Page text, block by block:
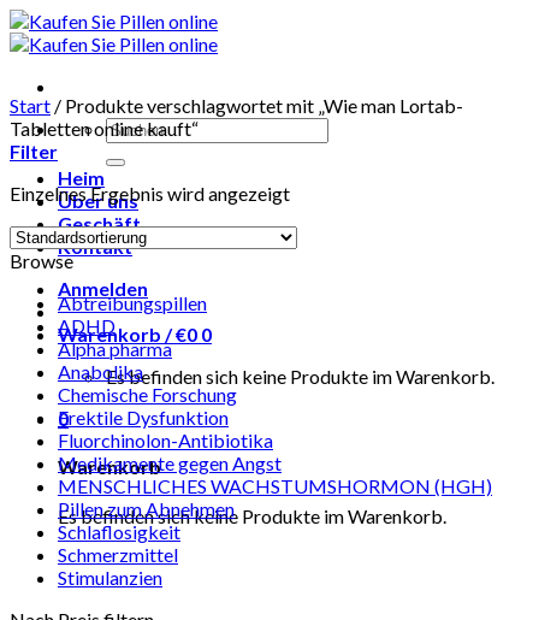
Skip
to
Suchen
nach:
Heim
Über uns
Geschäft
Kontakt
Anmelden
Warenkorb /€0 0
Es befinden sich keine Produkte im Warenkorb.
0
Warenkorb
Es befinden sich keine Produkte im Warenkorb.
Start / Produkte verschlagwortet mit „Wie man Lortab-
Tabletten online kauft“
Filter
Einzelnes Ergebnis wird angezeigt
Browse
Abtreibungspillen
ADHD
Alpha pharma
Anabolika
Chemische Forschung
Erektile Dysfunktion
Fluorchinolon-Antibiotika
Medikamente gegen Angst
MENSCHLICHES WACHSTUMSHORMON (HGH)
Pillen zum Abnehmen
Schlaflosigkeit
Schmerzmittel
Stimulanzien